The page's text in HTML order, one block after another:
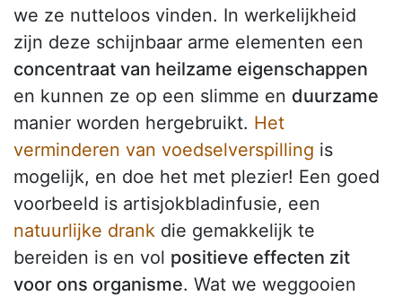
we ze nutteloos vinden. In werkelijkheid
zijn deze schijnbaar arme elementen een
concentraat van heilzame eigenschappen
en kunnen ze op een slimme en duurzame
manier worden hergebruikt. Het
verminderen van voedselverspilling is
mogelijk, en doe het met plezier! Een goed
voorbeeld is artisjokbladinfusie, een
natuurlijke drank die gemakkelijk te
bereiden is en vol positieve effecten zit
voor ons organisme. Wat we weggooien